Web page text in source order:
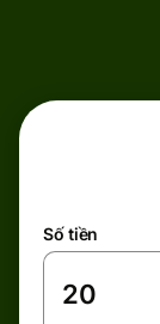
Số tiền